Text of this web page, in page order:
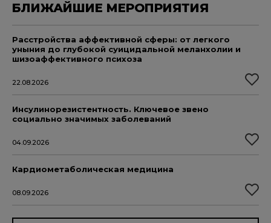
БЛИЖАЙШИЕ МЕРОПРИЯТИЯ
Расстройства аффективной сферы: от легкого
уныния до глубокой суицидальной меланхолии и
шизоаффективного психоза
22.08.2026
Инсулинорезистентность. Ключевое звено
социально значимых заболеваний
04.09.2026
Кардиометаболическая медицина
08.09.2026